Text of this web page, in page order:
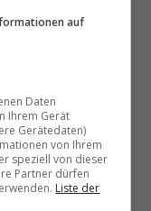
Attraktion auf.
einen Streich
begeht 2025 ihr
sportlichen
auf
Daten
Ihrem Gerät
Gerätedaten)
von Ihrem
speziell von dieser
Partner dürfen
Liste der